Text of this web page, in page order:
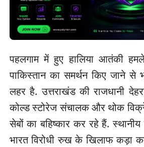
पहलगाम में हुए हालिया आतंकी हमले
पाकिस्तान का समर्थन किए जाने
लहर है. उत्तराखंड की राजधानी
कोल्ड स्टोरेज संचालक और थोक
सेबों का बहिष्कार कर रहे हैं. स्थानीय
भारत विरोधी रुख के खिलाफ कड़ा